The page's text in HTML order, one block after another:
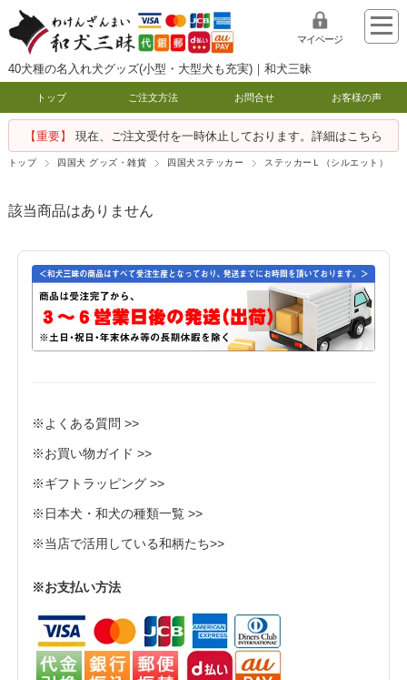
40犬種の名入れ犬グッズ(小型・大型犬も充実)｜和犬三昧
マイページ
トップ ご注文方法 お問合せ お客様の声
【重要】 現在、ご注文受付を一時休止しております。詳細はこちら
トップ 四国犬 グッズ・雑貨 四国犬ステッカー ステッカーＬ（シルエット）
該当商品はありません
※よくある質問 >>
※お買い物ガイド >>
※ギフトラッピング >>
※日本犬・和犬の種類一覧 >>
※当店で活用している和柄たち>>
※お支払い方法